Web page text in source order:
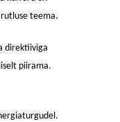
teema.
direktiiviga
piirama.